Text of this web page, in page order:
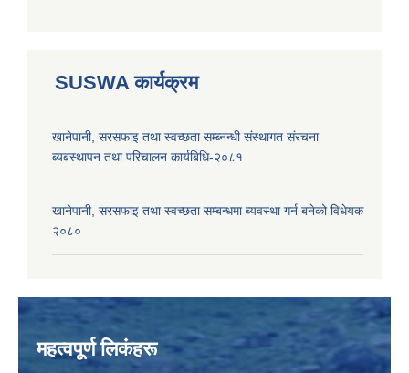
SUSWA कार्यक्रम
खानेपानी, सरसफाइ तथा स्वच्छता सम्ब्नन्धी संस्थागत संरचना
ब्यबस्थापन तथा परिचालन कार्यबिधि-२०८१
खानेपानी, सरसफाइ तथा स्वच्छता सम्बन्धमा ब्यवस्था गर्न बनेको विधेयक
२०८०
महत्वपूर्ण लिकंहरू